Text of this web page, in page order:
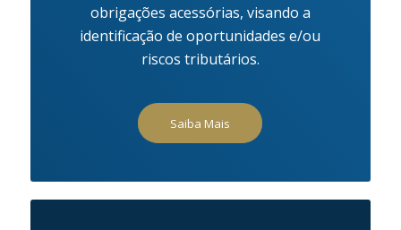
obrigações acessórias, visando a
identificação de oportunidades e/ou
riscos tributários.
Saiba Mais